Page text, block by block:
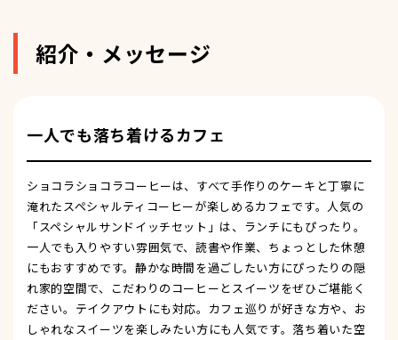
紹介・メッセージ
一人でも落ち着けるカフェ
ショコラショコラコーヒーは、すべて手作りのケーキと丁寧に
淹れたスペシャルティコーヒーが楽しめるカフェです。人気の
「スペシャルサンドイッチセット」は、ランチにもぴったり。
一人でも入りやすい雰囲気で、読書や作業、ちょっとした休憩
にもおすすめです。静かな時間を過ごしたい方にぴったりの隠
れ家的空間で、こだわりのコーヒーとスイーツをぜひご堪能く
ださい。テイクアウトにも対応。カフェ巡りが好きな方や、お
しゃれなスイーツを楽しみたい方にも人気です。落ち着いた空